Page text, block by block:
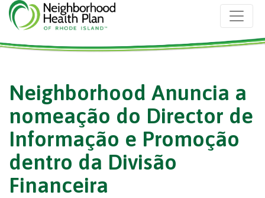
Neighborhood Anuncia a
nomeação do Director de
Informação e Promoção
dentro da Divisão
Financeira